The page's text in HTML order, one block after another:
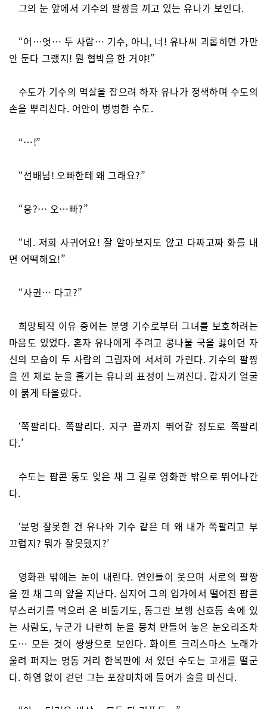
그의 눈 앞에서 기수의 팔짱을 끼고 있는 유나가 보인다.
“어…엇… 두 사람… 기수, 아니, 너! 유나씨 괴롭히면 가만
안 둔다 그랬지! 뭔 협박을 한 거야!”
수도가 기수의 멱살을 잡으려 하자 유나가 정색하며 수도의
손을 뿌리친다. 어안이 벙벙한 수도.
“…!”
“선배님! 오빠한테 왜 그래요?”
“응?… 오…빠?”
“네. 저희 사귀어요! 잘 알아보지도 않고 다짜고짜 화를 내
면 어떡해요!”
“사귄… 다고?”
희망퇴직 이유 중에는 분명 기수로부터 그녀를 보호하려는
마음도 있었다. 혼자 유나에게 주려고 콩나물 국을 끓이던 자
신의 모습이 두 사람의 그림자에 서서히 가린다. 기수의 팔짱
을 낀 채로 눈을 흘기는 유나의 표정이 느껴진다. 갑자기 얼굴
이 붉게 타올랐다.
‘쪽팔리다. 쪽팔리다. 지구 끝까지 뛰어갈 정도로 쪽팔리
다.’
수도는 팝콘 통도 잊은 채 그 길로 영화관 밖으로 뛰어나간
다.
‘분명 잘못한 건 유나와 기수 같은 데 왜 내가 쪽팔리고 부
끄럽지? 뭐가 잘못됐지?’
영화관 밖에는 눈이 내린다. 연인들이 웃으며 서로의 팔짱
을 낀 채 그의 앞을 지난다. 심지어 그의 입가에서 떨어진 팝콘
부스러기를 먹으러 온 비둘기도, 동그란 보행 신호등 속에 있
는 사람도, 누군가 나란히 눈을 뭉쳐 만들어 놓은 눈오리조차
도… 모든 것이 쌍쌍으로 보인다. 화이트 크리스마스 노래가
울려 퍼지는 명동 거리 한복판에 서 있던 수도는 고개를 떨군
다. 하염 없이 걷던 그는 포장마차에 들어가 술을 마신다.